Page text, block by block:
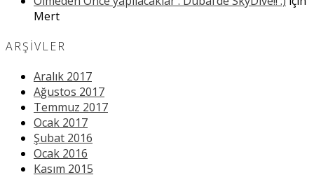
Mert
ARŞIVLER
Aralık 2017
Ağustos 2017
Temmuz 2017
Ocak 2017
Şubat 2016
Ocak 2016
Kasım 2015